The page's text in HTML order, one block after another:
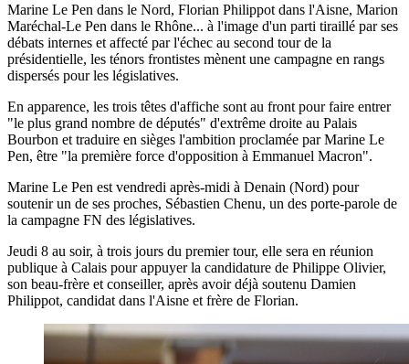
Marine Le Pen dans le Nord, Florian Philippot dans l'Aisne, Marion
Maréchal-Le Pen dans le Rhône... à l'image d'un parti tiraillé par ses
débats internes et affecté par l'échec au second tour de la
présidentielle, les ténors frontistes mènent une campagne en rangs
dispersés pour les législatives.
En apparence, les trois têtes d'affiche sont au front pour faire entrer
"le plus grand nombre de députés" d'extrême droite au Palais
Bourbon et traduire en sièges l'ambition proclamée par Marine Le
Pen, être "la première force d'opposition à Emmanuel Macron".
Marine Le Pen est vendredi après-midi à Denain (Nord) pour
soutenir un de ses proches, Sébastien Chenu, un des porte-parole de
la campagne FN des législatives.
Jeudi 8 au soir, à trois jours du premier tour, elle sera en réunion
publique à Calais pour appuyer la candidature de Philippe Olivier,
son beau-frère et conseiller, après avoir déjà soutenu Damien
Philippot, candidat dans l'Aisne et frère de Florian.